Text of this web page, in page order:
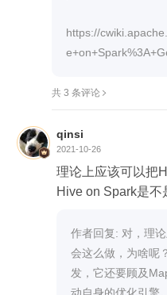
In order to limit the
set
set
4158f454a7
Job hasn't been
Possible reasons
emote driver or the
Please check
r information.
Status: SENT
Failed to execute
https://
共 3 条评论
qinsi
2021-10-26
理论上应该可以把
Hive on Spark是不
作者回复: 对，理
会这么做，为啥呢
发，它还要顾及
动自身的优化引擎